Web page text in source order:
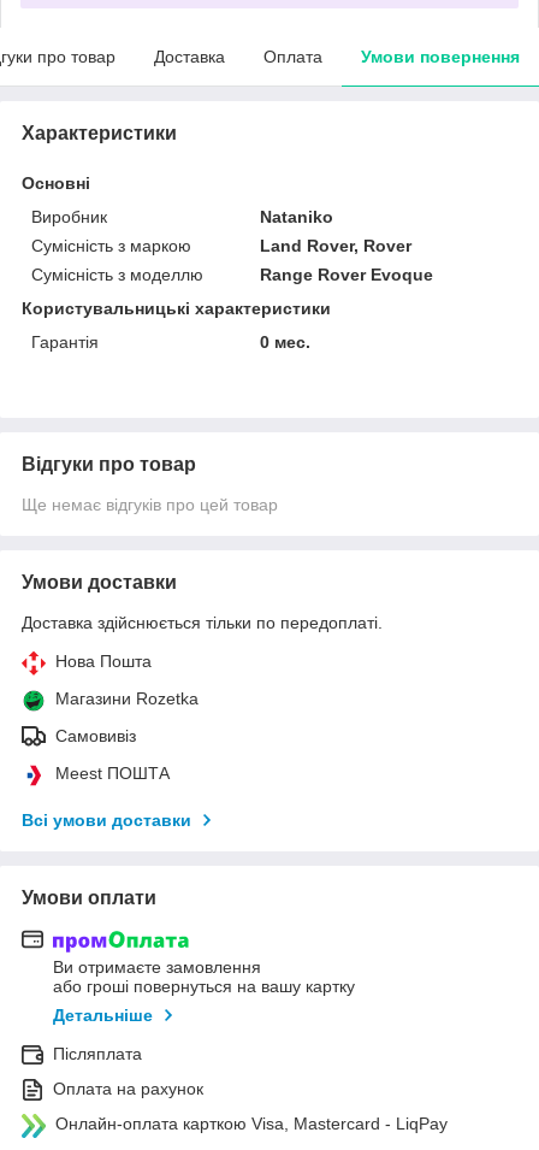
про товар Доставка Оплата Умови повернення
Характеристики
Основні
Виробник
Nataniko
Сумісність з маркою
Land Rover, Rover
Сумісність з моделлю
Range Rover Evoque
Користувальницькі характеристики
Гарантія
0 мес.
Відгуки про товар
Ще немає відгуків про цей товар
Умови доставки
Доставка здійснюється тільки по передоплаті.
Нова Пошта
Магазини Rozetka
Самовивіз
Meest ПОШТА
Всі умови доставки
Умови оплати
Ви отримаєте замовлення
або гроші повернуться на вашу картку
Детальніше
Післяплата
Оплата на рахунок
Онлайн-оплата карткою Visa, Mastercard - LiqPay